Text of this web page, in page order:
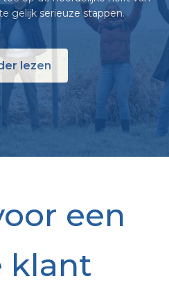
gelijk serieuze stappen.
lezen
een
klant